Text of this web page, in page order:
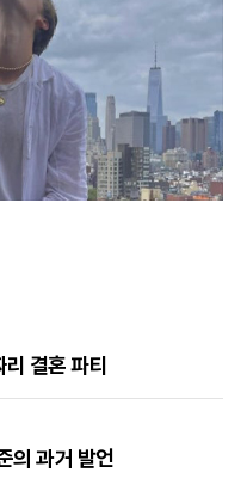
결혼 파티
의 과거 발언